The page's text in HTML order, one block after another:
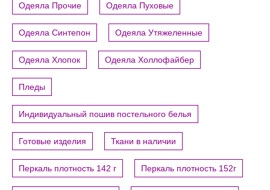
Одеяла Прочие Одеяла Пуховые
Одеяла Синтепон Одеяла Утяжеленные
Одеяла Хлопок Одеяла Холлофайбер
Пледы
Индивидуальный пошив постельного белья
Готовые изделия Ткани в наличии
Перкаль плотность 142 г Перкаль плотность 152г